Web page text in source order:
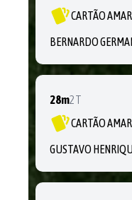
CARTÃO
BERNARDO
28m2T
CARTÃO
GUSTAVO